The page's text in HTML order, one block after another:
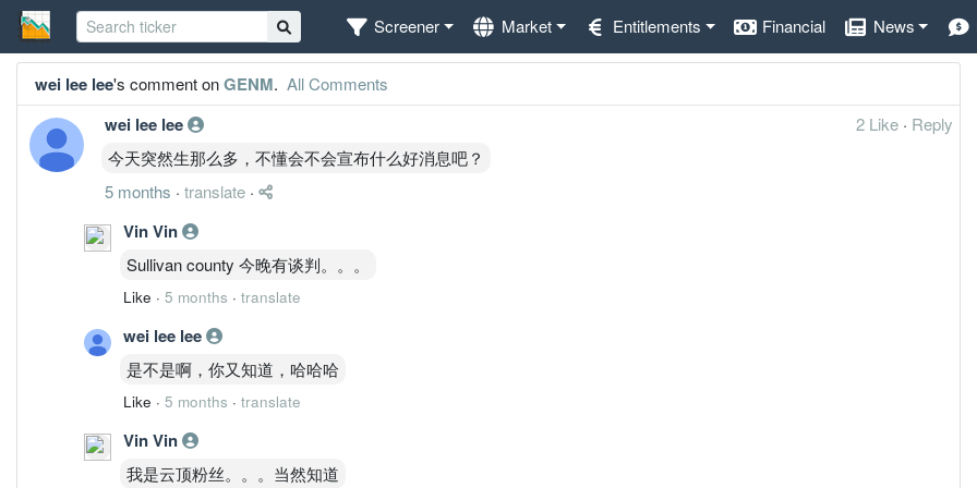
Screener Market Entitlements Financial News
wei lee lee's comment onGENM. All Comments
wei lee lee 2 Like · Reply
今天突然生那么多，不懂会不会宣布什么好消息吧？
5 months · translate ·
Vin Vin
Sullivan county 今晚有谈判。。。
Like · 5 months · translate
wei lee lee
是不是啊，你又知道，哈哈哈
Like · 5 months · translate
Vin Vin
我是云顶粉丝。。。当然知道